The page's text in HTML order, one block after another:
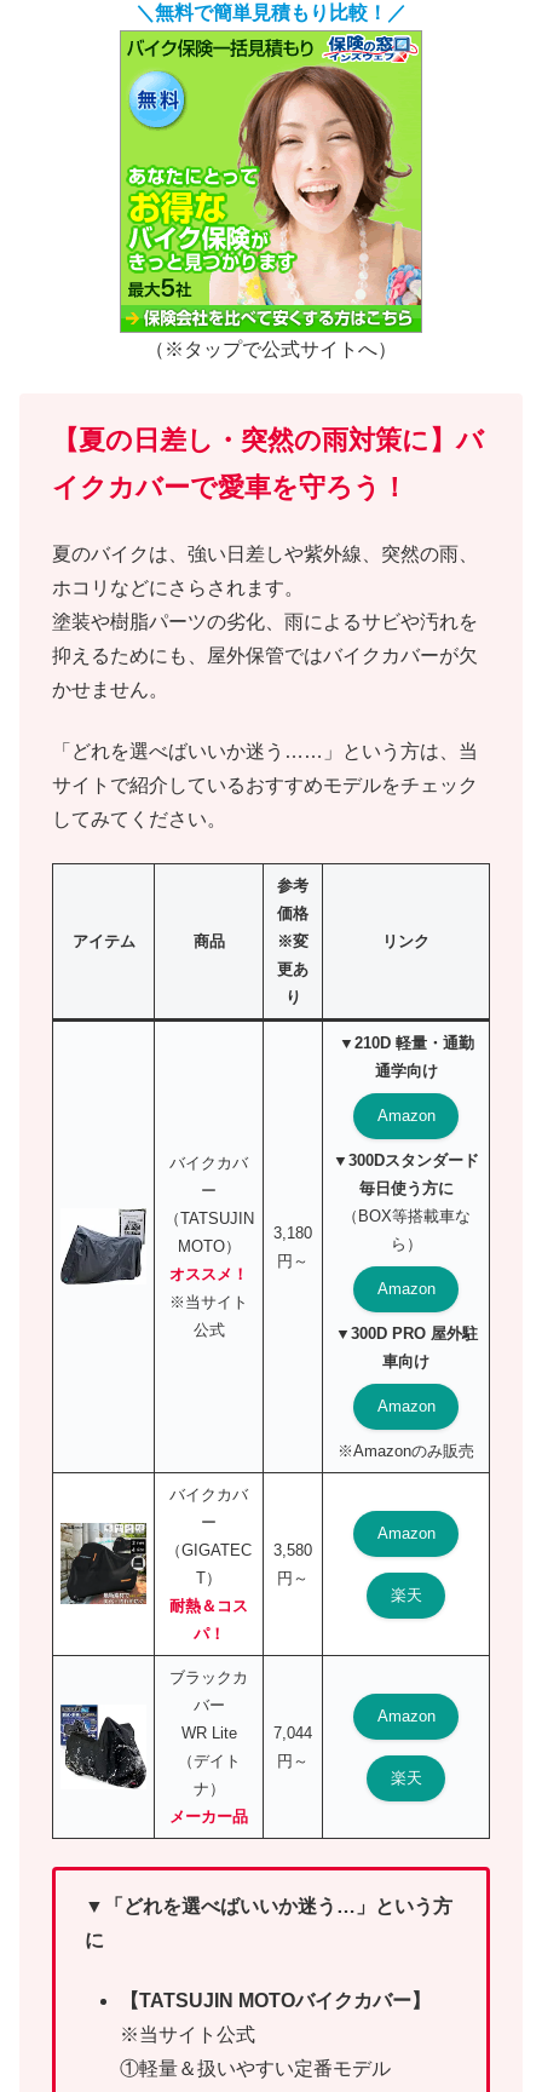
＼無料で簡単見積もり比較！／
（※タップで公式サイトへ）
【夏の日差し・突然の雨対策に】バ
イクカバーで愛車を守ろう！
夏のバイクは、強い日差しや紫外線、突然の雨、
ホコリなどにさらされます。
塗装や樹脂パーツの劣化、雨によるサビや汚れを
抑えるためにも、屋外保管ではバイクカバーが欠
かせません。
「どれを選べばいいか迷う……」という方は、当
サイトで紹介しているおすすめモデルをチェック
してみてください。
アイテム 商品
参考
価格
※変
更あ
り
リンク
バイクカバ
ー
（TATSUJIN
MOTO）
オススメ！
※当サイト
公式
3,180
円～
▼210D 軽量・通勤
通学向け
Amazon
▼300Dスタンダード
毎日使う方に
（BOX等搭載車な
ら）
Amazon
▼300D PRO 屋外駐
車向け
Amazon
※Amazonのみ販売
バイクカバ
ー
（GIGATEC
T）
耐熱＆コス
パ！
3,580
円～
Amazon
楽天
ブラックカ
バー
WR Lite
（デイト
ナ）
メーカー品
7,044
円～
Amazon
楽天
▼「どれを選べばいいか迷う…」という方
に
【TATSUJIN MOTOバイクカバー】
※当サイト公式
①軽量＆扱いやすい定番モデル